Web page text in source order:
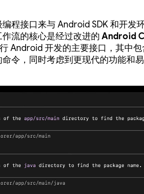
程接口来与 Android SDK 和开发
流的核心是经过改进的 Android
Android 开发的主要接口，其中
令，同时考虑到更现代的功能和易